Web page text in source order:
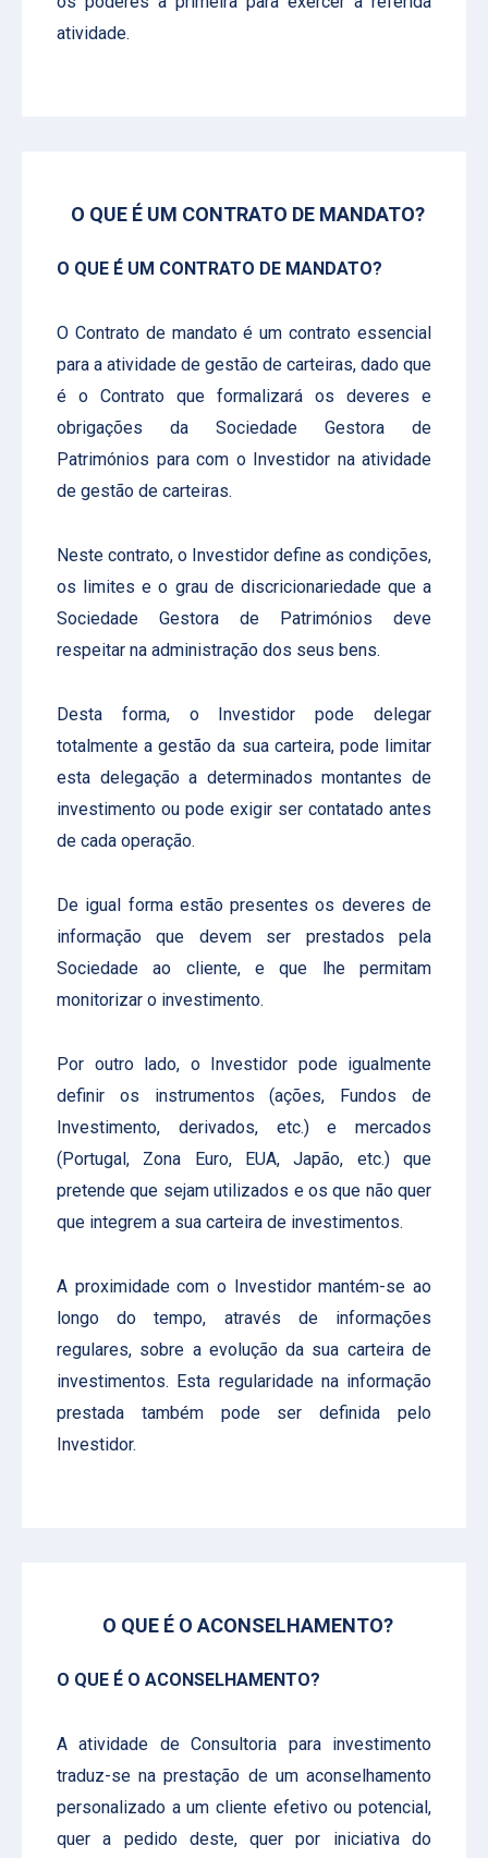
atividade.
O QUE É UM CONTRATO DE MANDATO?
O QUE É UM CONTRATO DE MANDATO?
O Contrato de mandato é um contrato essencial
para a atividade de gestão de carteiras, dado que
é o Contrato que formalizará os deveres e
obrigações da Sociedade Gestora de
Patrimónios para com o Investidor na atividade
de gestão de carteiras.
Neste contrato, o Investidor define as condições,
os limites e o grau de discricionariedade que a
Sociedade Gestora de Patrimónios deve
respeitar na administração dos seus bens.
Desta forma, o Investidor pode delegar
totalmente a gestão da sua carteira, pode limitar
esta delegação a determinados montantes de
investimento ou pode exigir ser contatado antes
de cada operação.
De igual forma estão presentes os deveres de
informação que devem ser prestados pela
Sociedade ao cliente, e que lhe permitam
monitorizar o investimento.
Por outro lado, o Investidor pode igualmente
definir os instrumentos (ações, Fundos de
Investimento, derivados, etc.) e mercados
(Portugal, Zona Euro, EUA, Japão, etc.) que
pretende que sejam utilizados e os que não quer
que integrem a sua carteira de investimentos.
A proximidade com o Investidor mantém-se ao
longo do tempo, através de informações
regulares, sobre a evolução da sua carteira de
investimentos. Esta regularidade na informação
prestada também pode ser definida pelo
Investidor.
O QUE É O ACONSELHAMENTO?
O QUE É O ACONSELHAMENTO?
A atividade de Consultoria para investimento
traduz-se na prestação de um aconselhamento
personalizado a um cliente efetivo ou potencial,
quer a pedido deste, quer por iniciativa do